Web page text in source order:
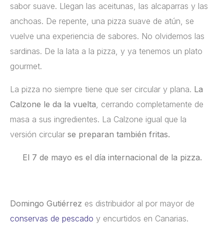
sabor suave. Llegan las aceitunas, las alcaparras y las
anchoas. De repente, una pizza suave de atún, se
vuelve una experiencia de sabores. No olvidemos las
sardinas. De la lata a la pizza, y ya tenemos un plato
gourmet.
La pizza no siempre tiene que ser circular y plana. La
Calzone le da la vuelta , cerrando completamente de
masa a sus ingredientes. La Calzone igual que la
versión circular se preparan también fritas.
El 7 de mayo es el día internacional de la pizza.
Domingo Gutiérrez es distribuidor al por mayor de
conservas de pescado y encurtidos en Canarias.